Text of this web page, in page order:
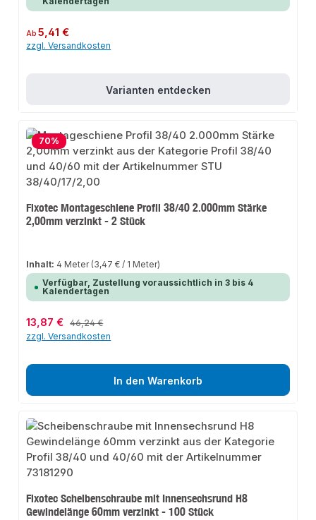
Regulärer Preis:
Ab5,41 €
zzgl. Versandkosten
Varianten entdecken
70%
Fixotec Montageschiene Profil 38/40 2.000mm Stärke
2,00mm verzinkt - 2 Stück
Inhalt: 4 Meter (3,47 € / 1 Meter)
Verfügbar, Zustellung voraussichtlich in 3 bis 4
Kalendertagen
Verkaufspreis:
13,87 € Regulärer Preis:
46,24 €
zzgl. Versandkosten
In den Warenkorb
Fixotec Scheibenschraube mit Innensechsrund H8
Gewindelänge 60mm verzinkt - 100 Stück